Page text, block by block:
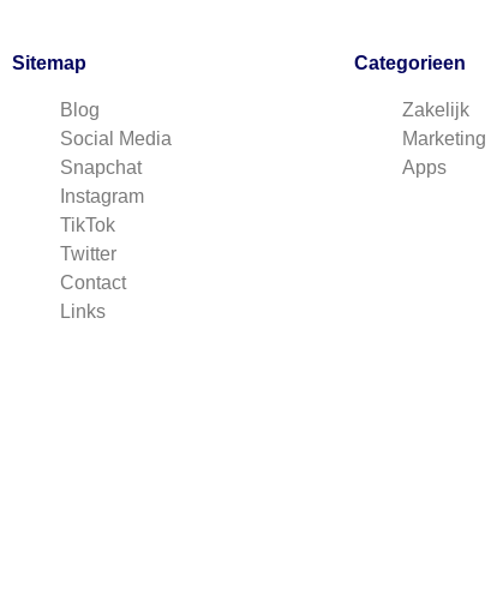
Sitemap
Blog
Social Media
Snapchat
Instagram
TikTok
Twitter
Contact
Links
Categorieen
Zakelijk
Marketing
Apps